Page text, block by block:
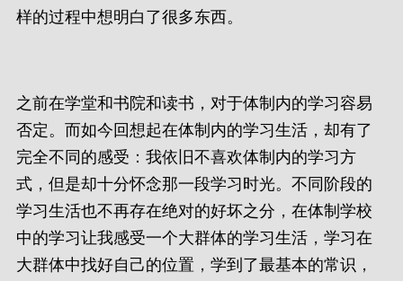
样的过程中想明白了很多东西。
之前在学堂和书院和读书，对于体制内的学习容易
否定。而如今回想起在体制内的学习生活，却有了
完全不同的感受：我依旧不喜欢体制内的学习方
式，但是却十分怀念那一段学习时光。不同阶段的
学习生活也不再存在绝对的好坏之分，在体制学校
中的学习让我感受一个大群体的学习生活，学习在
大群体中找好自己的位置，学到了最基本的常识，